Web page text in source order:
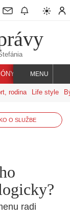
INDEX SVET
MENU
rodina Life style
O SLUŽBE
radi